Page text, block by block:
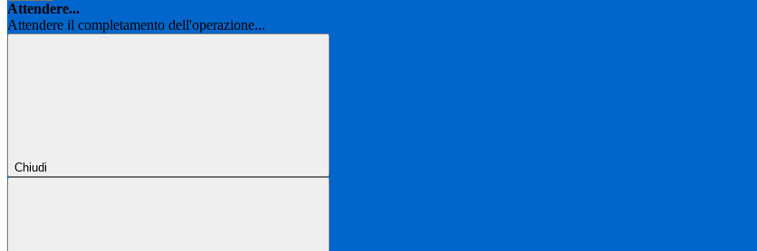
Attendere...
Attendere il completamento dell'operazione...
Chiudi